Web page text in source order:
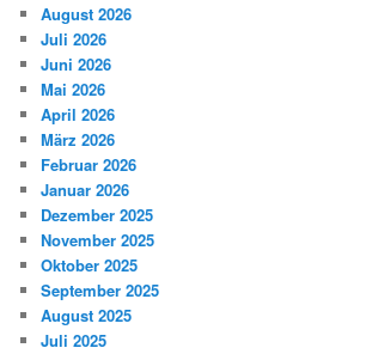
August 2026
Juli 2026
Juni 2026
Mai 2026
April 2026
März 2026
Februar 2026
Januar 2026
Dezember 2025
November 2025
Oktober 2025
September 2025
August 2025
Juli 2025